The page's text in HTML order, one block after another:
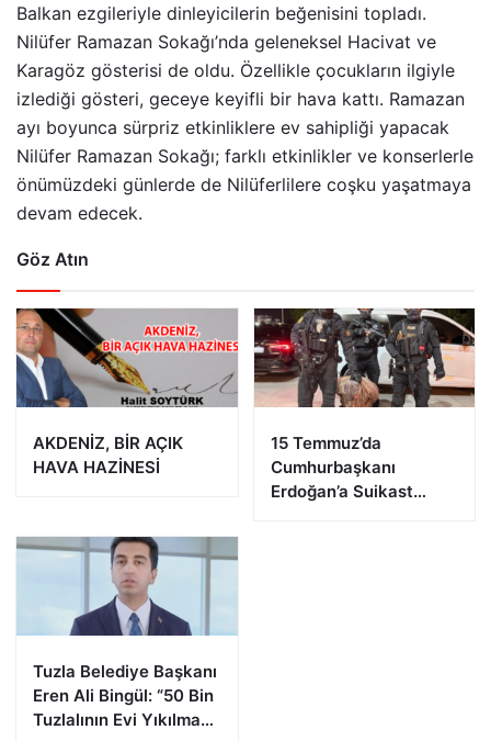
Balkan ezgileriyle dinleyicilerin beğenisini topladı.
Nilüfer Ramazan Sokağı’nda geleneksel Hacivat ve
Karagöz gösterisi de oldu. Özellikle çocukların ilgiyle
izlediği gösteri, geceye keyifli bir hava kattı. Ramazan
ayı boyunca sürpriz etkinliklere ev sahipliği yapacak
Nilüfer Ramazan Sokağı; farklı etkinlikler ve konserlerle
önümüzdeki günlerde de Nilüferlilere coşku yaşatmaya
devam edecek.
Göz Atın
AKDENİZ, BİR AÇIK
HAVA HAZİNESİ
15 Temmuz’da
Cumhurbaşkanı
Erdoğan’a Suikast
Tuzla Belediye Başkanı
Eren Ali Bingül: “50 Bin
Tuzlalının Evi Yıkılma